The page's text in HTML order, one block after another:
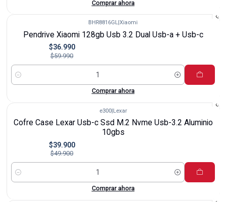
Comprar ahora
BHR8816GL Xiaomi
Pendrive Xiaomi 128gb Usb 3.2 Dual Usb-a + Usb-c
$36.990
$59.990
Cantidad
Comprar ahora
e300|Lexar
Cofre Case Lexar Usb-c Ssd M.2 Nvme Usb-3.2 Aluminio
10gbs
$39.900
$49.900
Cantidad
Comprar ahora